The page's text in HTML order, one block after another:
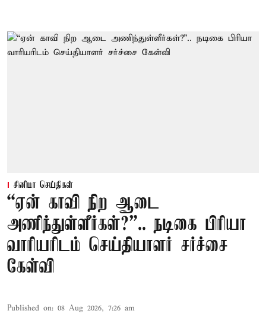
சினிமா செய்திகள்
“ஏன் காவி நிற ஆடை
அணிந்துள்ளீர்கள்?”.. நடிகை பிரியா
வாரியரிடம் செய்தியாளர் சர்ச்சை
கேள்வி
Published on: 08 Aug 2026, 7:26 am